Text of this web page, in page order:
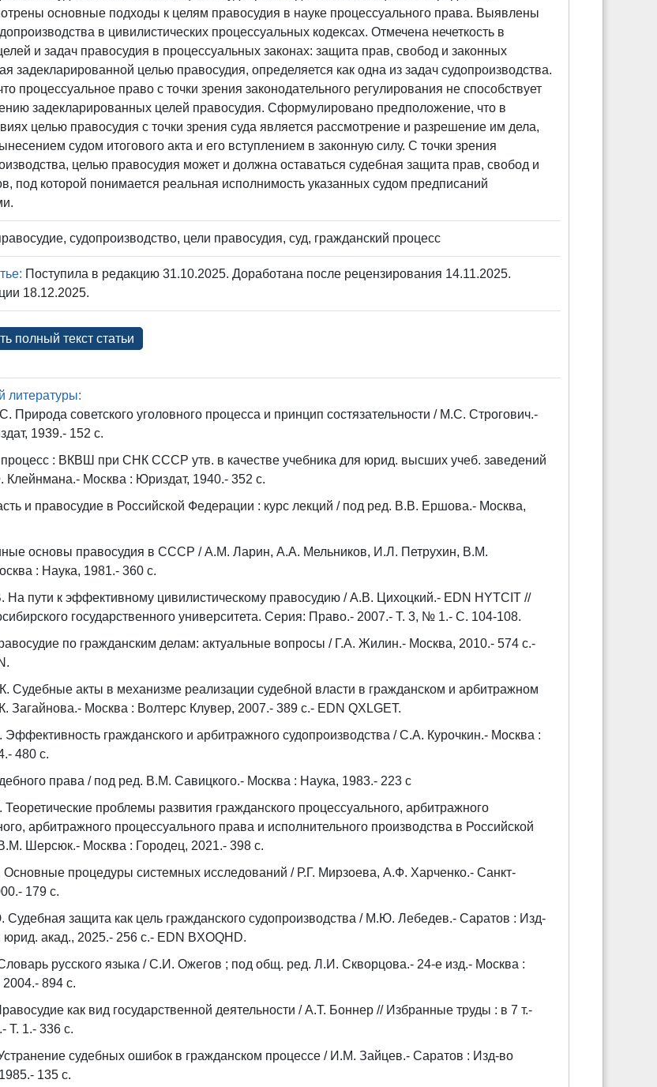
основные подходы к целям правосудия в науке процессуального права. Выявлены
в цивилистических процессуальных кодексах. Отмечена нечеткость в
и задач правосудия в процессуальных законах: защита прав, свобод и законных
задекларированной целью правосудия, определяется как одна из задач судопроизводства.
процессуальное право с точки зрения законодательного регулирования не способствует
задекларированных целей правосудия. Сформулировано предположение, что в
целью правосудия с точки зрения суда является рассмотрение и разрешение им дела,
судом итогового акта и его вступлением в законную силу. С точки зрения
целью правосудия может и должна оставаться судебная защита прав, свобод и
под которой понимается реальная исполнимость указанных судом предписаний
судопроизводство, цели правосудия, суд, гражданский процесс
Поступила в редакцию 31.10.2025. Доработана после рецензирования 14.11.2025.
18.12.2025.
полный текст статьи
литературы:
Природа советского уголовного процесса и принцип состязательности / М.С. Строгович.-
1939.- 152 с.
процесс : ВКВШ при СНК СССР утв. в качестве учебника для юрид. высших учеб. заведений
Клейнмана.- Москва : Юриздат, 1940.- 352 с.
и правосудие в Российской Федерации : курс лекций / под ред. В.В. Ершова.- Москва,
основы правосудия в СССР / А.М. Ларин, А.А. Мельников, И.Л. Петрухин, В.М.
: Наука, 1981.- 360 c.
На пути к эффективному цивилистическому правосудию / А.В. Цихоцкий.- EDN HYTCIT //
государственного университета. Серия: Право.- 2007.- Т. 3, № 1.- С. 104-108.
по гражданским делам: актуальные вопросы / Г.А. Жилин.- Москва, 2010.- 574 с.-
Судебные акты в механизме реализации судебной власти в гражданском и арбитражном
Загайнова.- Москва : Волтерс Клувер, 2007.- 389 с.- EDN QXLGET.
Эффективность гражданского и арбитражного судопроизводства / С.А. Курочкин.- Москва :
480 с.
права / под ред. В.М. Савицкого.- Москва : Наука, 1983.- 223 с
проблемы развития гражданского процессуального, арбитражного
арбитражного процессуального права и исполнительного производства в Российской
Шерсюк.- Москва : Городец, 2021.- 398 с.
Основные процедуры системных исследований / Р.Г. Мирзоева, А.Ф. Харченко.- Санкт-
179 с.
защита как цель гражданского судопроизводства / М.Ю. Лебедев.- Саратов : Изд-
юрид. акад., 2025.- 256 с.- EDN BXOQHD.
русского языка / С.И. Ожегов ; под общ. ред. Л.И. Скворцова.- 24-е изд.- Москва :
894 с.
как вид государственной деятельности / А.Т. Боннер // Избранные труды : в 7 т.-
Т. 1.- 336 с.
судебных ошибок в гражданском процессе / И.М. Зайцев.- Саратов : Изд-во
135 с.